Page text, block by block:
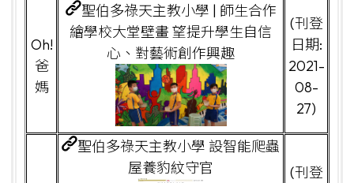
Oh!
爸
媽
聖伯多祿天主教小學 | 師生合作
繪學校大堂壁畫 望提升學生自信
心、對藝術創作興趣
(刊登
日期:
2021-
08-
27)
聖伯多祿天主教小學 設智能爬蟲
屋養豹紋守官
(刊登